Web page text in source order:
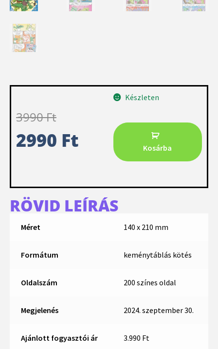
3990Ft
2990 Ft
Készleten
Kosárba
RÖVID LEÍRÁS
Méret 140 x 210 mm
Formátum keménytáblás kötés
Oldalszám 200 színes oldal
Megjelenés 2024. szeptember 30.
Ajánlott fogyasztói ár 3.990 Ft